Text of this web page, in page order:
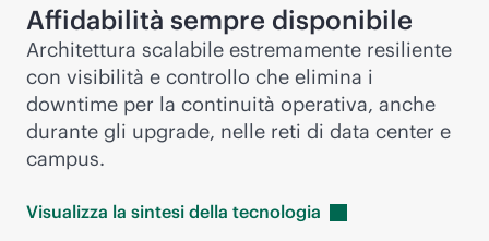
Affidabilità sempre disponibile
Architettura scalabile estremamente resiliente
con visibilità e controllo che elimina i
downtime per la continuità operativa, anche
durante gli upgrade, nelle reti di data center e
campus.
Visualizza la sintesi della tecnologia